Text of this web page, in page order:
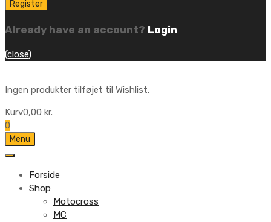
Already have an account? Login
(close)
Ingen produkter tilføjet til Wishlist.
Kurv0,00 kr.
0
Menu
Forside
Shop
Motocross
MC